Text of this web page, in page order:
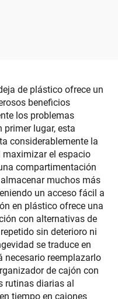
de plástico ofrece un
beneficios
los problemas
primer lugar, esta
considerablemente la
el espacio
compartimentación
muchos más
un acceso fácil a
en plástico ofrece una
con alternativas de
sin deterioro ni
se traduce en
necesario reemplazarlo
de cajón con
rutinas diarias al
tiempo en cajones